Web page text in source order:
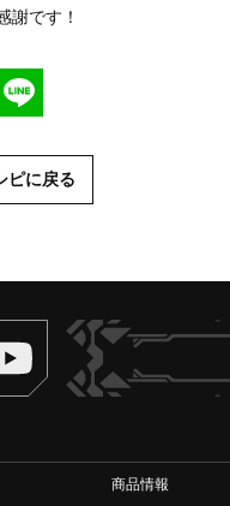
謝です！
でシェアする
ピに戻る
ヴァンガードch
商品情報